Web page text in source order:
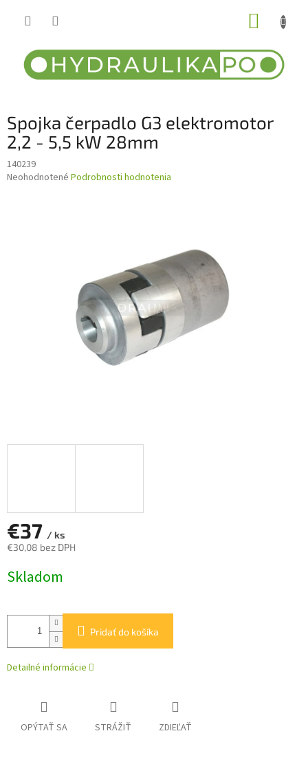
Spojka čerpadlo G3 elektromotor
2,2 - 5,5 kW 28mm
140239
Priemerné
Neohodnotené Podrobnosti hodnotenia
€37 / ks
€30,08 bez DPH
cena:
Skladom
Pridať do košíka
Detailné informácie
OPÝTAŤ SA STRÁŽIŤ ZDIEĽAŤ